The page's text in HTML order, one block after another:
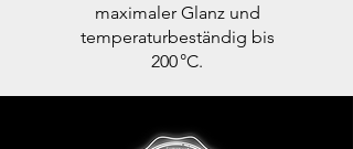
maximaler Glanz und
temperaturbeständig bis
200 °C.